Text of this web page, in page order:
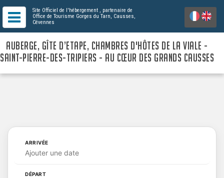
Site Officiel de l'hébergement , partenaire de
Office de Tourisme Gorges du Tarn, Causses,
Cévennes
AUBERGE, GÎTE D’ETAPE, CHAMBRES D'HÔTES DE LA VIALE -
SAINT-PIERRE-DES-TRIPIERS - AU CŒUR DES GRANDS CAUSSES
ARRIVÉE
Ajouter une date
DÉPART